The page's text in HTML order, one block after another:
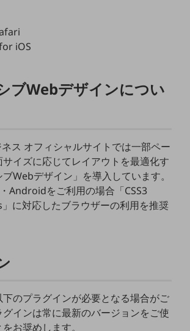
iOS
ブWebデザインについ
ス オフィシャルサイトでは一部ペー
イズに応じてレイアウトを最適化す
Webデザイン」を導入しています。
Androidをご利用の場合「CSS3
に対応したブラウザーの利用を推奨
のプラグインが必要となる場合がご
インは常に最新のバージョンをご使
お奨めします。